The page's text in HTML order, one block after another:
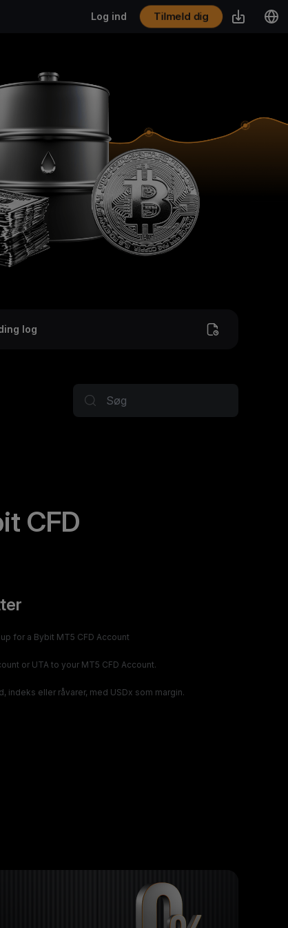
Log ind Tilmeld dig
log
CFD
for a Bybit MT5 CFD Account
or UTA to your MT5 CFD Account.
indeks eller råvarer, med USDx som margin.